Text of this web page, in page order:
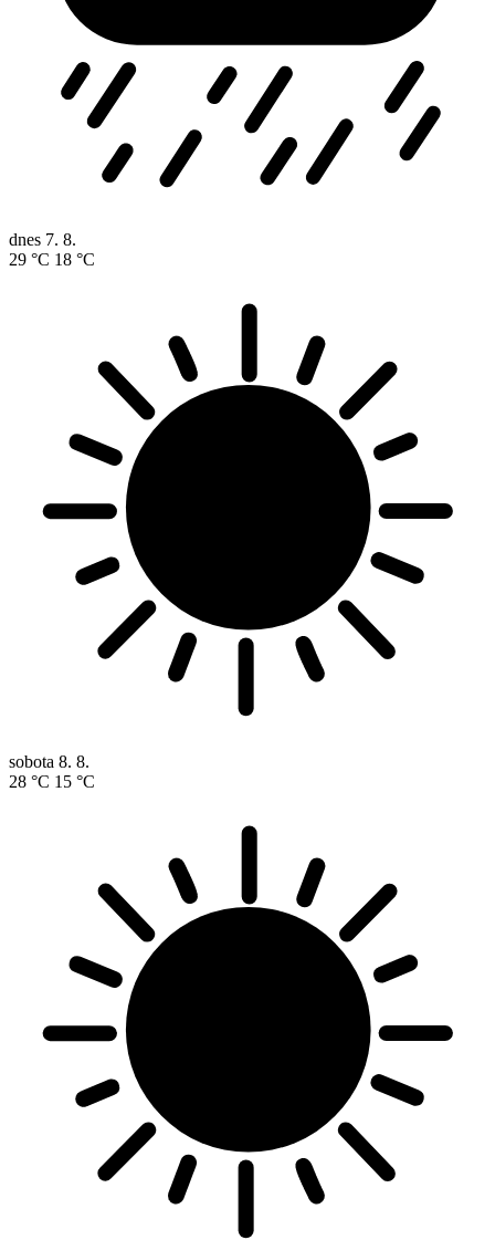
dnes 7. 8.
29 °C 18 °C
sobota 8. 8.
28 °C 15 °C